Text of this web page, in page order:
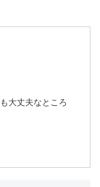
大丈夫なところ